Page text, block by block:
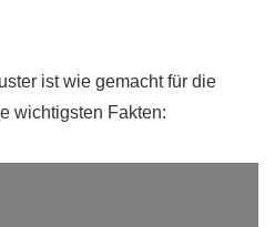
ist wie gemacht für die
wichtigsten Fakten: